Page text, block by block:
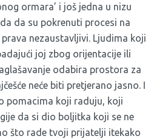
ormara’ i još jedna u nizu
da su pokrenuti procesi na
nezaustavljivi. Ljudima koji
joj zbog orijentacije ili
odabira prostora za
neće biti pretjerano jasno. I
pomacima koji raduju, koji
da si dio boljitka koji se ne
što rade tvoji prijatelji itekako